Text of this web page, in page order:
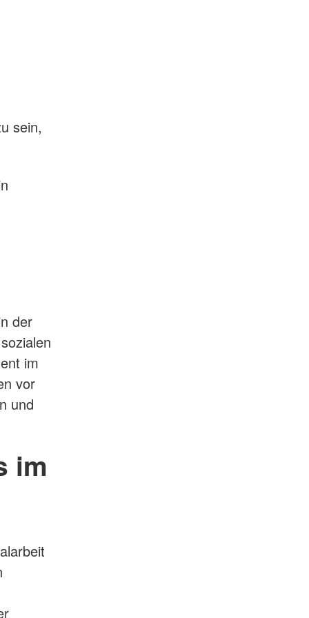
sein,
der
im
vor
und
im